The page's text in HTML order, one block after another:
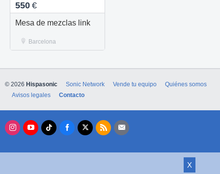
550 €
Mesa de mezclas link
Barcelona
X
© 2026 Hispasonic Sonic Network Vende tu equipo
Quiénes somos
Avisos legales
Contacto